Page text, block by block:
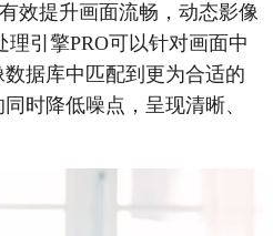
效提升画面流畅，动态影像
引擎PRO可以针对画面中
据库中匹配到更为合适的
时降低噪点，呈现清晰、